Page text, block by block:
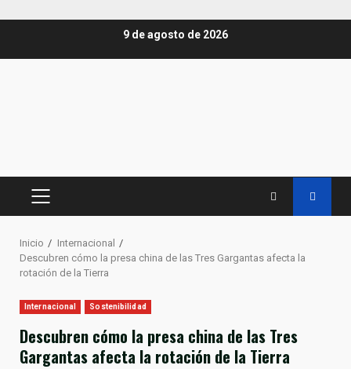
9 de agosto de 2026
MENÚ
Inicio
Internacional
Descubren cómo la presa china de las Tres Gargantas afecta la
rotación de la Tierra
Internacional Sostenibilidad
Descubren cómo la presa china de las Tres
Gargantas afecta la rotación de la Tierra